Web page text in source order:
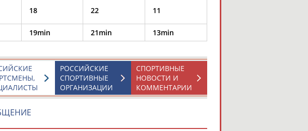
18 22 11
19min 21min 13min
СПОРТИВНЫЕ
НОВОСТИ И
КОММЕНТАРИИ
РОССИЙСКИЕ
СПОРТИВНЫЕ
ОРГАНИЗАЦИИ